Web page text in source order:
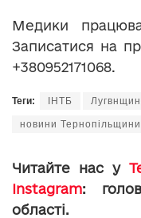
Медики
Записатися на
+380952171068.
Теги: ІНТБ
новини Тернопільщини
Читайте нас у
Instagram:
області.